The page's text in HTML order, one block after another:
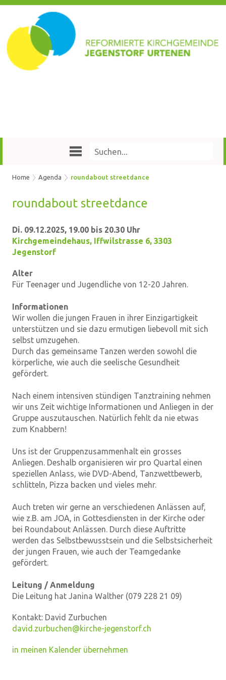
Home Agenda roundabout streetdance
round­about street­dance
Di. 09.12.2025, 19.00 bis 20.30 Uhr
Kirchgemeindehaus, Iffwilstrasse 6, 3303
Jegenstorf
Alter
Für Teenager und Jugendliche von 12-20 Jahren.
Informationen
Wir wollen die jungen Frauen in ihrer Einzigartigkeit
unterstützen und sie dazu ermutigen liebevoll mit sich
selbst umzugehen.
Durch das gemeinsame Tanzen werden sowohl die
körperliche, wie auch die seelische Gesundheit
gefördert.
Nach einem intensiven stündigen Tanztraining nehmen
wir uns Zeit wichtige Informationen und Anliegen in der
Gruppe auszutauschen. Natürlich fehlt da nie etwas
zum Knabbern!
Uns ist der Gruppenzusammenhalt ein grosses
Anliegen. Deshalb organisieren wir pro Quartal einen
speziellen Anlass, wie DVD-Abend, Tanzwettbewerb,
schlitteln, Pizza backen und vieles mehr.
Auch treten wir gerne an verschiedenen Anlässen auf,
wie z.B. am JOA, in Gottesdiensten in der Kirche oder
bei Roundabout Anlässen. Durch diese Auftritte
werden das Selbstbewusstsein und die Selbstsicherheit
der jungen Frauen, wie auch der Teamgedanke
gefördert.
Leitung / Anmeldung
Die Leitung hat Janina Walther (079 228 21 09)
Kontakt: David Zurbuchen
david.zurbuchen@kirche-jegenstorf.ch
in meinen Kalender übernehmen